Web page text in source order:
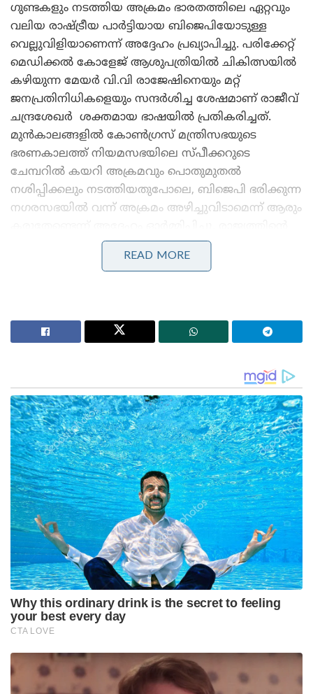
ഗുണ്ടകളും നടത്തിയ അക്രമം ഭാരതത്തിലെ ഏറ്റവും
വലിയ രാഷ്ട്രീയ പാർട്ടിയായ ബിജെപിയോടുള്ള
വെല്ലുവിളിയാണെന്ന് അദ്ദേഹം പ്രഖ്യാപിച്ചു. പരിക്കേറ്റ്
മെഡിക്കൽ കോളേജ് ആശുപത്രിയിൽ ചികിത്സയിൽ
കഴിയുന്ന മേയർ വി.വി രാജേഷിനെയും മറ്റ്
ജനപ്രതിനിധികളെയും സന്ദർശിച്ച ശേഷമാണ് രാജീവ്
ചന്ദ്രശേഖർ ശക്തമായ ഭാഷയിൽ പ്രതികരിച്ചത്.
മുൻകാലങ്ങളിൽ കോൺഗ്രസ് മന്ത്രിസഭയുടെ
ഭരണകാലത്ത് നിയമസഭയിലെ സ്പീക്കറുടെ
ചേമ്പറിൽ കയറി അക്രമവും പൊതുമുതൽ
നശിപ്പിക്കലും നടത്തിയതുപോലെ, ബിജെപി ഭരിക്കുന്ന
നഗരസഭയിൽ വന്ന് അക്രമം അഴിച്ചുവിടാമെന്ന് ആരും
ജനാധിപത്യ മൂല്യങ്ങളെ തകർക്കുന്ന ഇത്തരം
വിലകുറഞ്ഞ രാഷ്ട്രീയ നാടകങ്ങളെ ബിജെപി
Stories you may like
കഴിഞ്ഞുവോ എന്ന് സ്വയം പരിശോധിക്കണം;
വിമർശനവുമായി ശശി തരൂർ
‘മലപ്പുറത്ത് പിടിച്ചെടുത്തത് ഭീമൻ സ്ഫോടകവസ്തു
ശേഖരം; കർണാടകയിൽ നിന്ന് 3 പേരെക്കൂടി തൂക്കി
എൻഐ.എ!’: ആകെ അറസ്റ്റ് 11 ആയി; തമിഴ്‌നാട്ടിലും
റെയ്ഡ്!
കേരളത്തിൽ ഇനിയും സിപിഎമ്മിന്റെ അരാജകത്വ
ഭരണം നടക്കില്ലെന്നും സംസ്ഥാനം ഭരിക്കുന്നത്
കമ്മ്യൂണിസ്റ്റ് പാർട്ടിയല്ല, മറിച്ച് ഇവിടുത്തെ
നിയമസംവിധാനങ്ങളാണെന്നും ബിജെപി അധ്യക്ഷൻ
വ്യക്തമാക്കി. “ഈ സംസ്ഥാനം
നിയമവാഴ്ചയനുസരിച്ചാണ് മുന്നോട്ടുപോകുന്നത്.
കോടതിയും, പോലീസും നിയമസംവിധാനങ്ങളും
അവരുടെ ചുമതല കൃത്യമായി നിർവഹിക്കും. അതിന്
മുഖ്യമന്ത്രി പിണറായി വിജയനായാലും, സിപിഎമ്മിലെ
ഏത് വലിയ ‘സഖാവ്’ ആയാലും നിയമം
READ MORE